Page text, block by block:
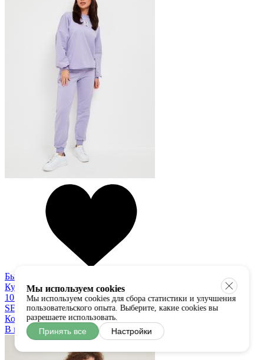
Быстрый просмотр
Купить в один клик
10 300 руб
SETRE
Комплект
В наличии:L
Мы используем cookies
Мы используем cookies для сбора статистики и улучшения
пользовательского опыта. Выберите, какие cookies вы
разрешаете использовать.
Принять все Настройки